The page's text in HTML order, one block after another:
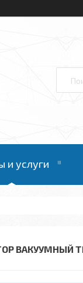
и услуги
ВАКУУМНЫЙ